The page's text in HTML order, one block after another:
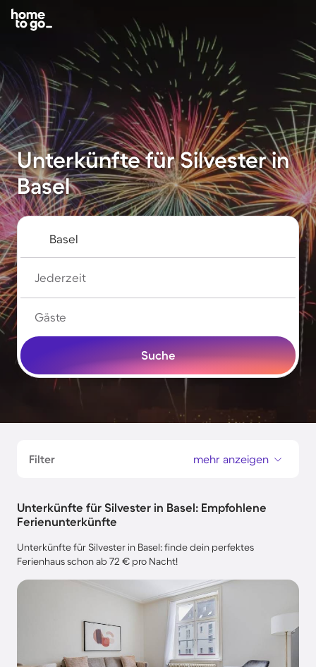
Unterkünfte für Silvester in
Basel
Jederzeit
Gäste
Suche
Filter mehr anzeigen
Unterkünfte für Silvester in Basel: Empfohlene
Ferienunterkünfte
Unterkünfte für Silvester in Basel: finde dein perfektes
Ferienhaus schon ab 72 € pro Nacht!